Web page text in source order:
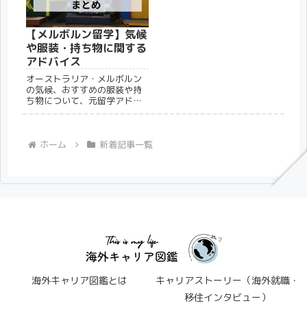
【メルボルン留学】気候
や服装・持ち物に関する
アドバイス
オーストラリア・メルボルン
の気候、おすすめの服装や持
ち物について、元留学アドバ
ホーム
新着記事一覧
海外キャリア図鑑とは
キャリアストーリー（海外就職・
移住インタビュー）